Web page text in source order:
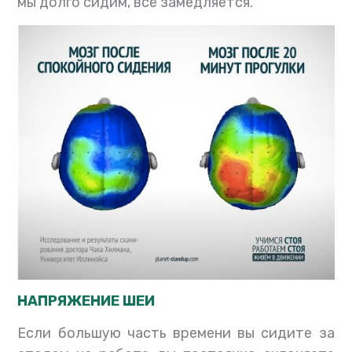
НАПРЯЖЕНИЕ ШЕИ
Если большую часть времени вы сидите за